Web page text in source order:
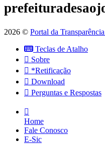
2026 © Portal da
Teclas de Atalho
Sobre
*Retificação
Download
Perguntas e Respostas
Home
Fale Conosco
E-Sic